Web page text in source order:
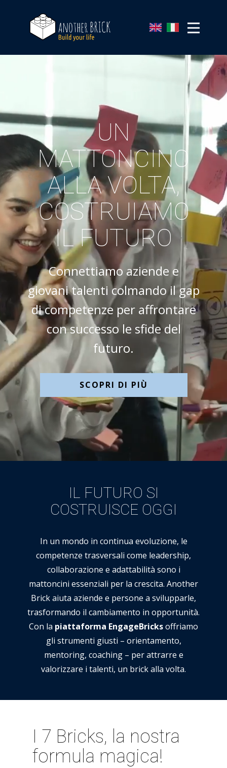
UN
MATTONCINO
ALLA VOLTA,
COSTRUIAMO
IL FUTURO
Connettiamo aziende e
giovani talenti colmando il gap
di competenze per affrontare
con successo le sfide del
futuro.
SCOPRI DI PIÙ
IL FUTURO SI
COSTRUISCE OGGI
In un mondo in continua evoluzione, le
competenze trasversali come leadership,
collaborazione e adattabilità sono i
mattoncini essenziali per la crescita. Another
Brick aiuta aziende e persone a svilupparle,
trasformando il cambiamento in opportunità.
Con la piattaforma EngageBricksoffriamo
gli strumenti giusti – orientamento,
mentoring, coaching – per attrarre e
valorizzare i talenti, un brick alla volta.
I 7 Bricks, la nostra
formula magica!